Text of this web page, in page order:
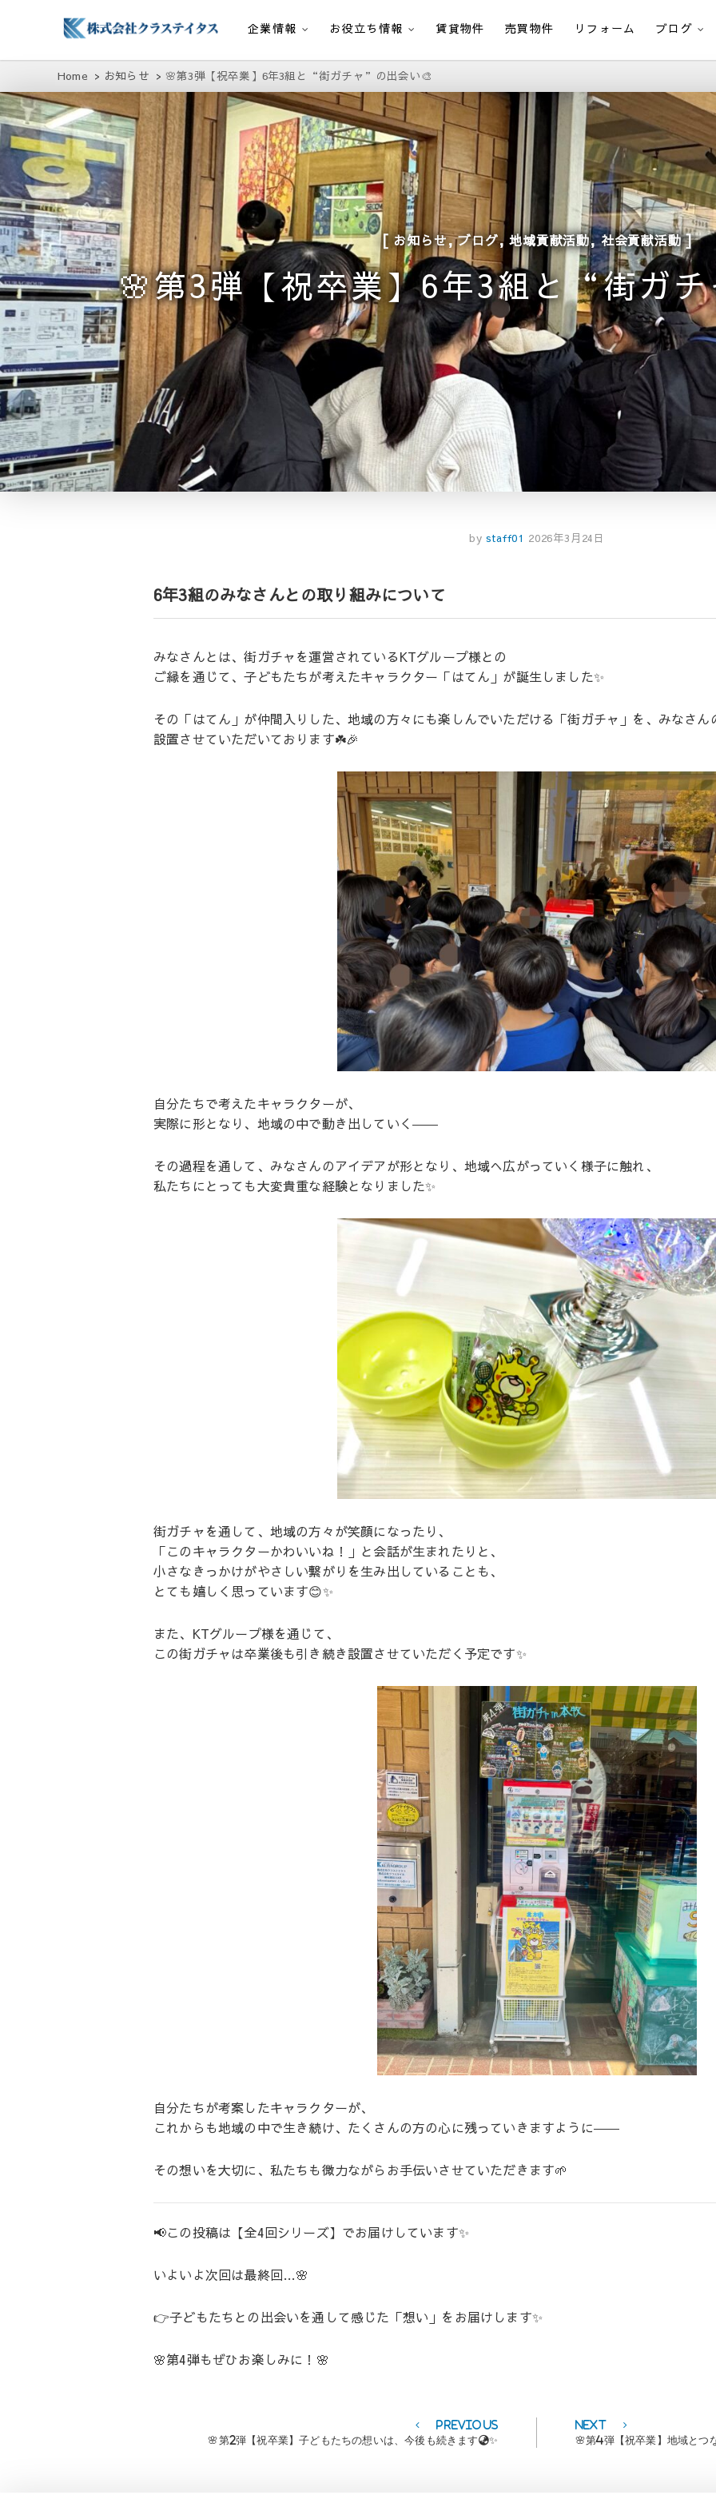
株式会社クラステイタス
企業情報 お役立ち情報 賃貸物件 売買物件 リフォーム ブログ
Home お知らせ 🌸第3弾【祝卒業】6年3組と“街ガチャ”の出会い🎨
お知らせ,ブログ,地域貢献活動,社会貢献活動
🌸第3弾【祝卒業】6年3組と“街ガ
by staff01 2026年3月24日
6年3組のみなさんとの取り組みについて
みなさんとは、街ガチャを運営されているKTグループ様との
ご縁を通じて、子どもたちが考えたキャラクター「はてん」が誕生しました✨
その「はてん」が仲間入りした、地域の方々にも楽しんでいただける「街ガチャ」を、みなさ
設置させていただいております☘️🎉
自分たちで考えたキャラクターが、
実際に形となり、地域の中で動き出していく――
その過程を通して、みなさんのアイデアが形となり、地域へ広がっていく様子に触れ、
私たちにとっても大変貴重な経験となりました✨
街ガチャを通して、地域の方々が笑顔になったり、
「このキャラクターかわいいね！」と会話が生まれたりと、
小さなきっかけがやさしい繋がりを生み出していることも、
とても嬉しく思っています😊✨
また、KTグループ様を通じて、
この街ガチャは卒業後も引き続き設置させていただく予定です✨
自分たちが考案したキャラクターが、
これからも地域の中で生き続け、たくさんの方の心に残っていきますように――
その想いを大切に、私たちも微力ながらお手伝いさせていただきます🌱
📢この投稿は【全4回シリーズ】でお届けしています✨
いよいよ次回は最終回…🌸
👉子どもたちとの出会いを通して感じた「想い」をお届けします✨
🌸第4弾もぜひお楽しみに！🌸
PreviousPrevious
🌸第2弾【祝卒業】子どもたちの想いは、今後も続きます🌏✨
Next
Next
post:
🌸第4弾【祝卒業】地域とつ